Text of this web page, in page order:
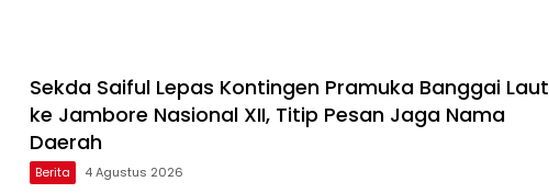
Sekda Saiful Lepas Kontingen Pramuka Banggai Laut
ke Jambore Nasional XII, Titip Pesan Jaga Nama
Daerah
Berita 4 Agustus 2026